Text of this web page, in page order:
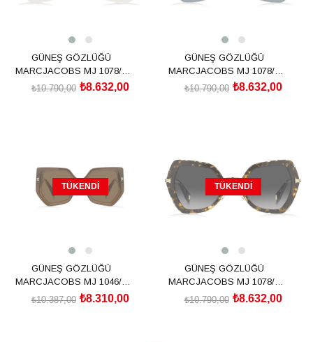
GÜNEŞ GÖZLÜĞÜ
MARCJACOBS MJ 1078/S
205851SZJ52HA
₺8.632,00
₺10.790,00
GÜNEŞ GÖZLÜĞÜ
MARCJACOBS MJ 1078/S
205851PJP529O
₺8.632,00
₺10.790,00
TÜKENDI
GÜNEŞ GÖZLÜĞÜ
MARCJACOBS MJ 1046/S
20476909Q5270₺8.310,00
₺10.387,00
TÜKENDI
GÜNEŞ GÖZLÜĞÜ
MARCJACOBS MJ 1078/S
205851086529O₺8.632,00
₺10.790,00